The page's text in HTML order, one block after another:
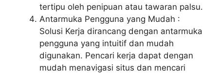
tertipu oleh penipuan atau tawaran palsu.
Antarmuka Pengguna yang Mudah :
Solusi Kerja dirancang dengan antarmuka
pengguna yang intuitif dan mudah
digunakan. Pencari kerja dapat dengan
mudah menavigasi situs dan mencari